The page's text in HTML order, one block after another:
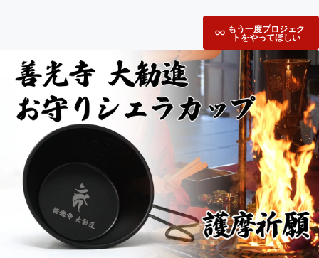
もう一度プロジェク
トをやってほしい